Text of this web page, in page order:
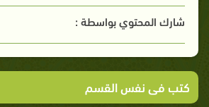
شارك المحتوي بواسطة :
كتب فى نفس القسم